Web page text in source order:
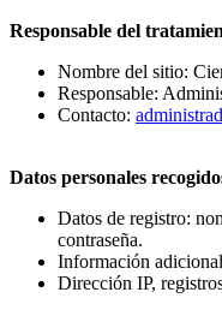
Responsable del
Nombre del sitio:
Responsable:
Contacto:
Datos personales
Datos de registro:
contraseña.
Información
Dirección IP,